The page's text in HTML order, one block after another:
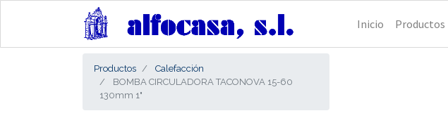
Inicio Productos
Productos
Calefacción
BOMBA CIRCULADORA TACONOVA 15-60
130mm 1"